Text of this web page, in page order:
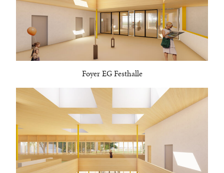
Foyer EG Festhalle